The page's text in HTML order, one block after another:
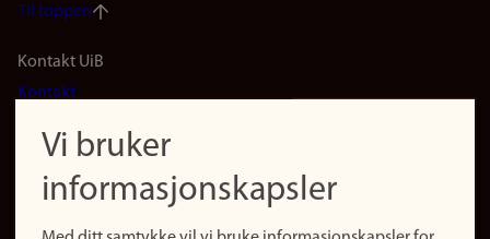
Til toppen
Footer
(no)
Kontakt UiB
Kontakt
Finn forsker
Presse
Vi bruker
informasjonskapsler